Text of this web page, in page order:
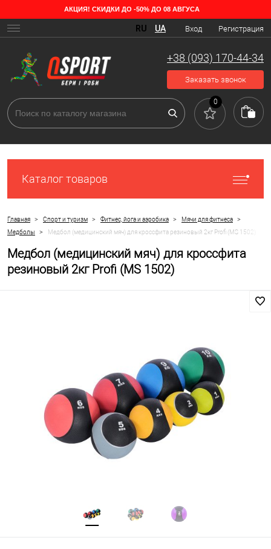
АКЦИЯ! СКИДКИ ДО -50% ДО 08 АВГУСА
Вход Регистрация
RU UA
+38 (093) 170-44-34
Заказать звонок
0
Каталог товаров
Главная > Спорт и туризм > Фитнес, йога и аэробика > Мячи для фитнеса >
Медболы > Медбол (медицинский мяч) для кроссфита резиновый 2кг Profi (MS 1502)
Медбол (медицинский мяч) для кроссфита
резиновый 2кг Profi (MS 1502)